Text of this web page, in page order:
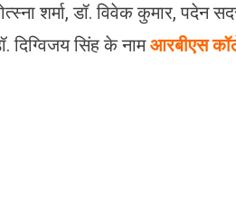
शर्मा, डॉ. विवेक कुमार, पदेन
दिग्विजय सिंह के नामआरबीएस